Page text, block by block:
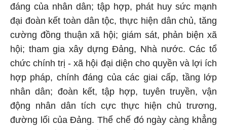
đáng của nhân dân; tập hợp, phát huy sức mạnh
đại đoàn kết toàn dân tộc, thực hiện dân chủ, tăng
cường đồng thuận xã hội; giám sát, phản biện xã
hội; tham gia xây dựng Đảng, Nhà nước. Các tổ
chức chính trị - xã hội đại diện cho quyền và lợi ích
hợp pháp, chính đáng của các giai cấp, tầng lớp
nhân dân; đoàn kết, tập hợp, tuyên truyền, vận
động nhân dân tích cực thực hiện chủ trương,
đường lối của Đảng. Thể chế đó ngày càng khẳng